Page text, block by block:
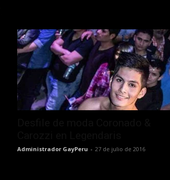
Administrador GayPeru - 27 de julio de 2016